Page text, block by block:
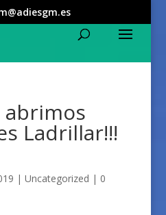
abrimos
Ladrillar!!!
| Uncategorized | 0